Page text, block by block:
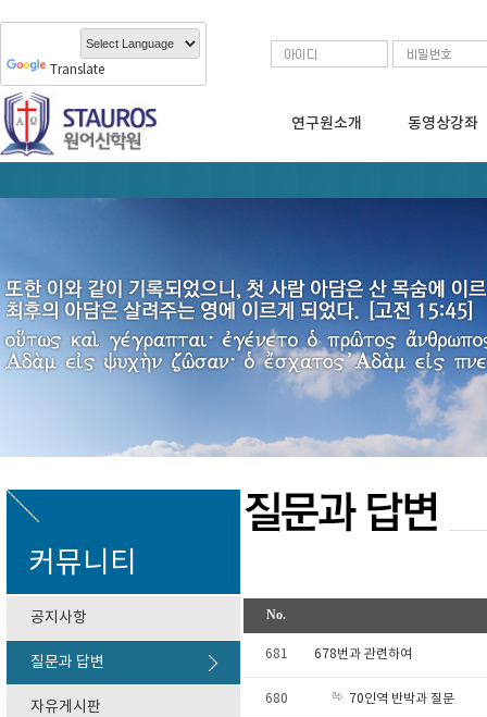
Translate
연구원소개 동영상강좌
커뮤니티
공지사항
질문과 답변
자유게시판
No.
681 678번과 관련하여
680 70인역 반박과 질문